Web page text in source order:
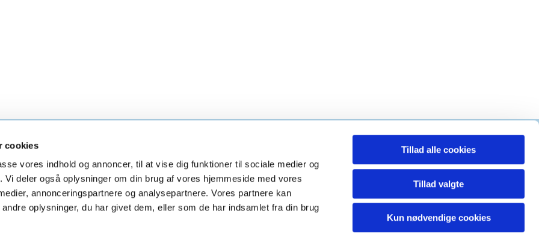
cookies
vores indhold og annoncer, til at vise dig funktioner til sociale medier og
deler også oplysninger om din brug af vores hjemmeside med vores
annonceringspartnere og analysepartnere. Vores partnere kan
oplysninger, du har givet dem, eller som de har indsamlet fra din brug
Tillad alle cookies
Tillad valgte
Kun nødvendige cookies
Øster Hurup KirkeSkelund Kirke Visborg kirke